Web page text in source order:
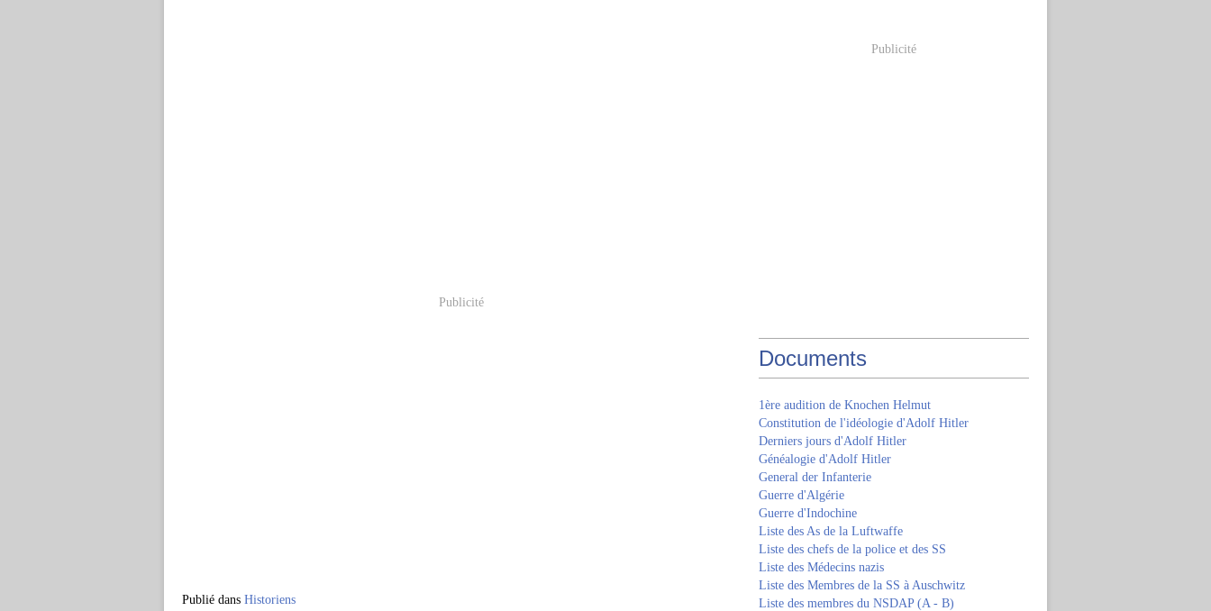
Publicité
Publié dans Historiens
Publicité
Documents
1ère audition de Knochen Helmut
Constitution de l'idéologie d'Adolf Hitler
Derniers jours d'Adolf Hitler
Généalogie d'Adolf Hitler
General der Infanterie
Guerre d'Algérie
Guerre d'Indochine
Liste des As de la Luftwaffe
Liste des chefs de la police et des SS
Liste des Médecins nazis
Liste des Membres de la SS à Auschwitz
Liste des membres du NSDAP (A - B)